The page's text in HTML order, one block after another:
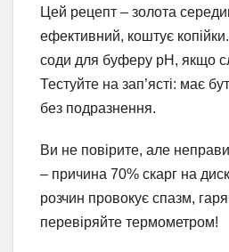
Цей рецепт – золота
ефективний, коштує
соди для буферу pH, якщо
Тестуйте на зап’ясті: має
без подразнення.
Ви не повірите, але
– причина 70% скарг на
розчин провокує спазм,
перевіряйте термометром!